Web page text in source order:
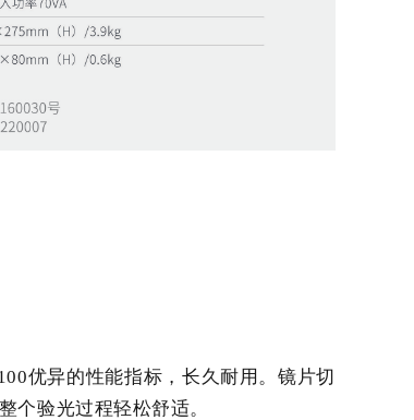
优异的性能指标，长久耐用。镜片切
个验光过程轻松舒适。